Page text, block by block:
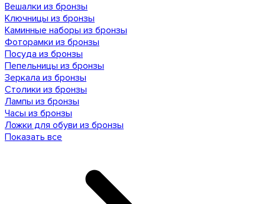
Вешалки из бронзы
Ключницы из бронзы
Каминные наборы из бронзы
Фоторамки из бронзы
Посуда из бронзы
Пепельницы из бронзы
Зеркала из бронзы
Столики из бронзы
Лампы из бронзы
Часы из бронзы
Ложки для обуви из бронзы
Показать все